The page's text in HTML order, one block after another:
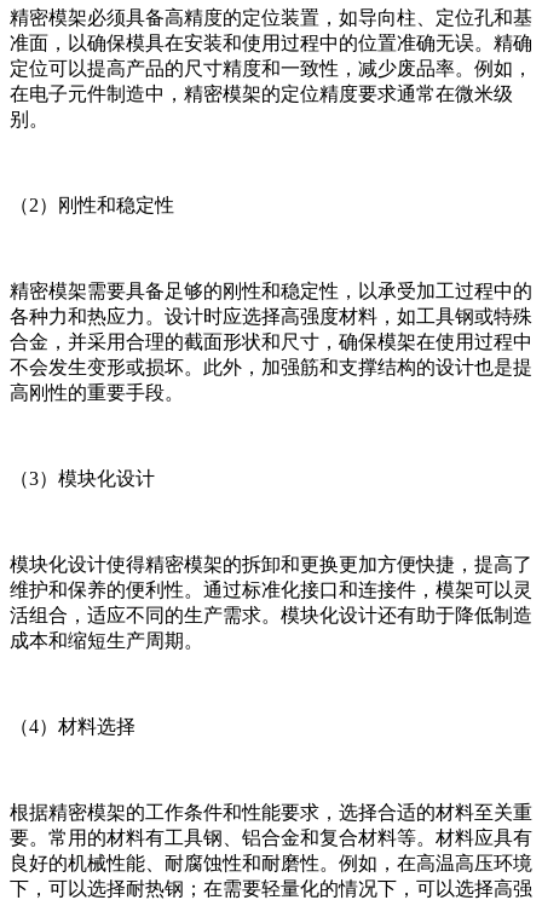
精密模架必须具备高精度的定位装置，如导向柱、定位孔和基
准面，以确保模具在安装和使用过程中的位置准确无误。精确
定位可以提高产品的尺寸精度和一致性，减少废品率。例如，
在电子元件制造中，精密模架的定位精度要求通常在微米级
别。
（2）刚性和稳定性
精密模架需要具备足够的刚性和稳定性，以承受加工过程中的
各种力和热应力。设计时应选择高强度材料，如工具钢或特殊
合金，并采用合理的截面形状和尺寸，确保模架在使用过程中
不会发生变形或损坏。此外，加强筋和支撑结构的设计也是提
高刚性的重要手段。
（3）模块化设计
模块化设计使得精密模架的拆卸和更换更加方便快捷，提高了
维护和保养的便利性。通过标准化接口和连接件，模架可以灵
活组合，适应不同的生产需求。模块化设计还有助于降低制造
成本和缩短生产周期。
（4）材料选择
根据精密模架的工作条件和性能要求，选择合适的材料至关重
要。常用的材料有工具钢、铝合金和复合材料等。材料应具有
良好的机械性能、耐腐蚀性和耐磨性。例如，在高温高压环境
下，可以选择耐热钢；在需要轻量化的情况下，可以选择高强